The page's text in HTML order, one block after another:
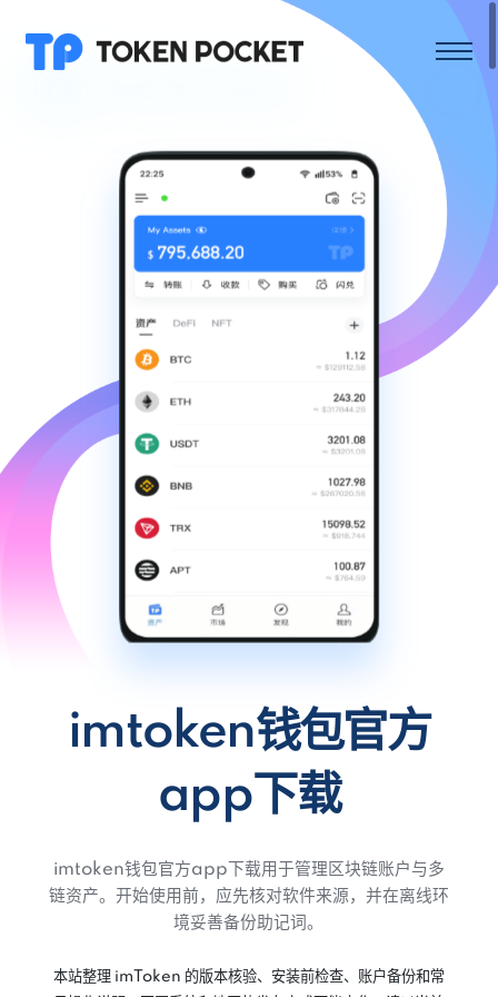
imtoken钱包官方
app下载
imtoken钱包官方app下载用于管理区块链账户与多
链资产。开始使用前，应先核对软件来源，并在离线环
境妥善备份助记词。
本站整理 imToken 的版本核验、安装前检查、账户备份和常